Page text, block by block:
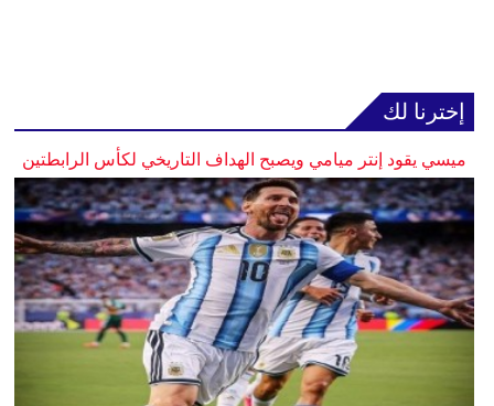
إخترنا لك
ميسي يقود إنتر ميامي ويصبح الهداف التاريخي لكأس الرابطتين